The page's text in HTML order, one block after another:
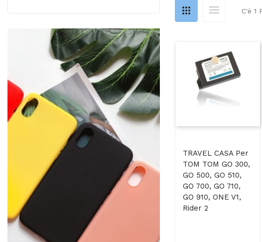
C'è 1
TRAVEL CASA Per
TOM TOM GO 300,
GO 500, GO 510,
GO 700, GO 710,
GO 910, ONE V1,
Rider 2